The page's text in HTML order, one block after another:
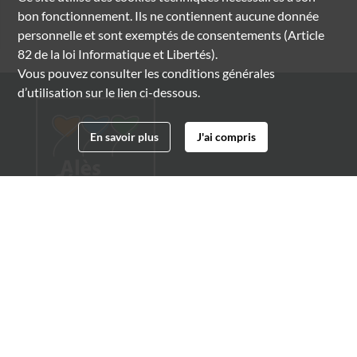
bon fonctionnement. Ils ne contiennent aucune donnée
personnelle et sont exemptés de consentements (Article
82 de la loi Informatique et Libertés).
Vous pouvez consulter les conditions générales
d’utilisation sur le lien ci-dessous.
En savoir plus J'ai compris